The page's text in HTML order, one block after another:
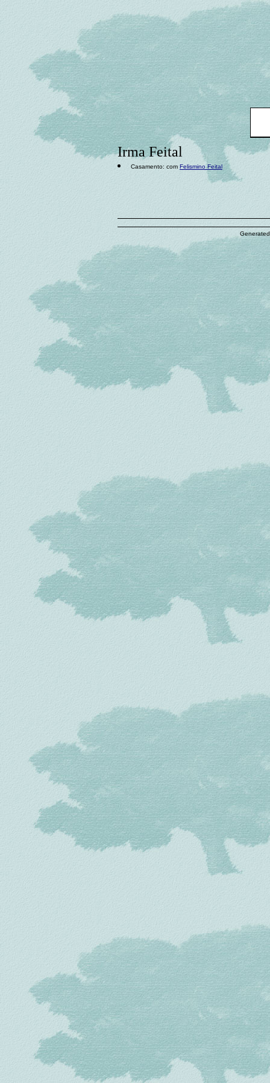
Irma Feital
Casamento: com Felismino Feital